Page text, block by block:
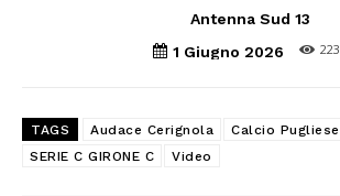
Antenna Sud 13
1 Giugno 2026
223
TAGS Audace Cerignola Calcio Pugliese
SERIE C GIRONE C
Video